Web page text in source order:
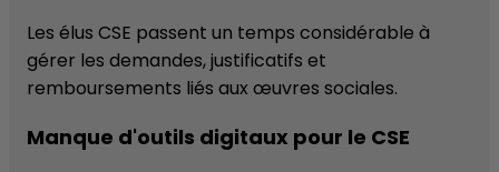
Les élus CSE passent un temps considérable à
gérer les demandes, justificatifs et
remboursements liés aux œuvres sociales.
Manque d'outils digitaux pour le CSE